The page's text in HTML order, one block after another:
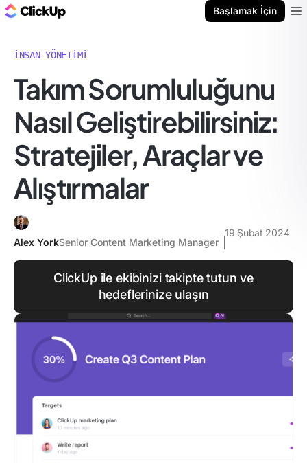
Başlamak İçin
İNSAN YÖNETIMI
Takım Sorumluluğunu
Nasıl Geliştirebilirsiniz:
Stratejiler, Araçlar ve
Alıştırmalar
Alex YorkSenior Content Marketing Manager
19 Şubat 2024
ClickUp ile ekibinizi takipte tutun ve
hedeflerinize ulaşın